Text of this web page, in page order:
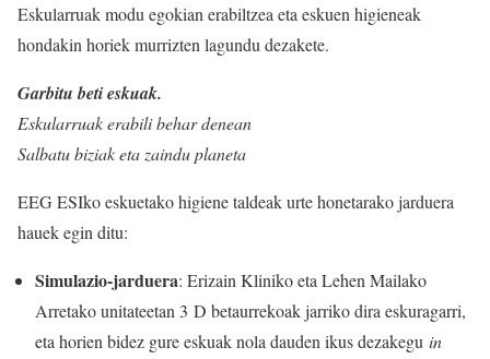
Eskularruak modu egokian erabiltzea eta eskuen higieneak
hondakin horiek murrizten lagundu dezakete.
Garbitu beti eskuak.
Eskularruak erabili behar denean
Salbatu biziak eta zaindu planeta
EEG ESIko eskuetako higiene taldeak urte honetarako jarduera
hauek egin ditu:
Simulazio-jarduera: Erizain Kliniko eta Lehen Mailako
Arretako unitateetan 3 D betaurrekoak jarriko dira eskuragarri,
eta horien bidez gure eskuak nola dauden ikus dezakegu in